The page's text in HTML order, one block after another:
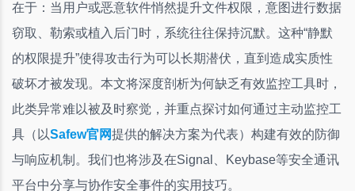
在于：当用户或恶意软件悄然提升文件权限，意图进行数据
窃取、勒索或植入后门时，系统往往保持沉默。这种“静默
的权限提升”使得攻击行为可以长期潜伏，直到造成实质性
破坏才被发现。本文将深度剖析为何缺乏有效监控工具时，
此类异常难以被及时察觉，并重点探讨如何通过主动监控工
具（以Safew官网提供的解决方案为代表）构建有效的防御
与响应机制。我们也将涉及在Signal、Keybase等安全通讯
平台中分享与协作安全事件的实用技巧。